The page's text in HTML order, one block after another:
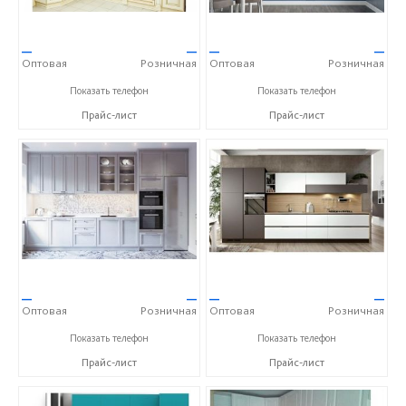
—
Оптовая
—
Розничная
+7 (905) 139-00-34
Показать телефон
Прайс-лист
—
Оптовая
—
Розничная
+7 (905) 139-00-34
Показать телефон
Прайс-лист
—
Оптовая
—
Розничная
+7 (905) 139-00-34
Показать телефон
Прайс-лист
—
Оптовая
—
Розничная
+7 (905) 139-00-34
Показать телефон
Прайс-лист